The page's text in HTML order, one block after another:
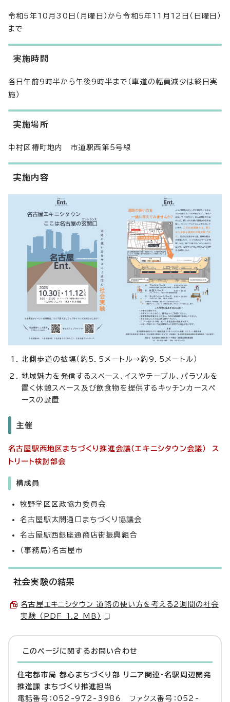
令和5年10月30日（月曜日）から令和5年11月12日（日曜日）
まで
実施時間
各日午前9時半から午後9時半まで（車道の幅員減少は終日実
施）
実施場所
中村区椿町地内 市道駅西第5号線
実施内容
北側歩道の拡幅（約5．5メートル→約9．5メートル）
地域魅力を発信するスペース、イスやテーブル、パラソルを
置く休憩スペース及び飲食物を提供するキッチンカースペ
ースの設置
主催
名古屋駅西地区まちづくり推進会議（エキニシタウン会議） ス
トリート検討部会
構成員
牧野学区区政協力委員会
名古屋駅太閤通口まちづくり協議会
名古屋駅西銀座通商店街振興組合
（事務局）名古屋市
社会実験の結果
名古屋エキニシタウン 道路の使い方を考える2週間の社会
実験 （PDF 1.2 MB）
このページに関する お問い合わせ
住宅都市局 都心まちづくり部 リニア関連・名駅周辺開発
推進課 まちづくり推進担当
電話番号：052-972-3986 ファクス番号：052-